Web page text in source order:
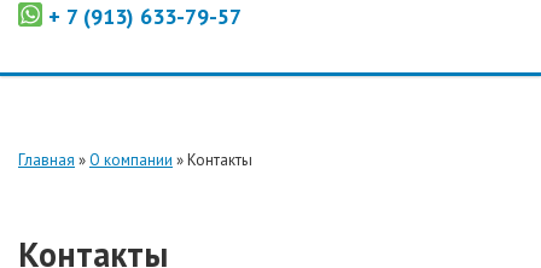
+ 7 (913) 633-79-57
Главная »О компании »Контакты
Контакты